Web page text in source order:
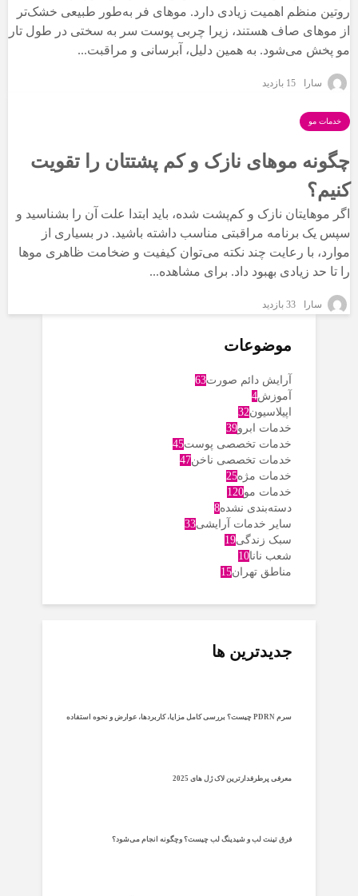
روتین منظم اهمیت زیادی دارد. موهای فر به‌طور طبیعی خشک‌تر
از موهای صاف هستند، زیرا چربی پوست سر به سختی در طول تار
مو پخش می‌شود. به همین دلیل، آبرسانی و مراقبت...
سارا 15 بازدید
خدمات مو
چگونه موهای نازک و کم پشتتان را تقویت
کنیم؟
اگر موهایتان نازک و کم‌پشت شده، باید ابتدا علت آن را بشناسید و
سپس یک برنامه مراقبتی مناسب داشته باشید. در بسیاری از
موارد، با رعایت چند نکته می‌توان کیفیت و ضخامت ظاهری موها
را تا حد زیادی بهبود داد. برای مشاهده...
سارا 33 بازدید
موضوعات
آرایش دائم صورت63
آموزش4
اپیلاسیون32
خدمات ابرو39
خدمات تخصصی پوست45
خدمات تخصصی ناخن47
خدمات مژه25
خدمات مو120
دسته‌بندی نشده8
سایر خدمات آرایشی33
سبک زندگی19
شعب نانا10
مناطق تهران15
جدیدترین ها
سرم PDRN چیست؟ بررسی کامل مزایا، کاربردها، عوارض و نحوه استفاده
معرفی پرطرفدارترین لاک ژل های 2025
فرق تینت لب و شیدینگ لب چیست؟ وچگونه انجام می‌شود؟